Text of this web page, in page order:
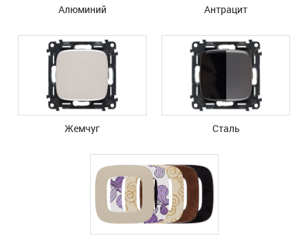
Алюминий Антрацит
Жемчуг Сталь